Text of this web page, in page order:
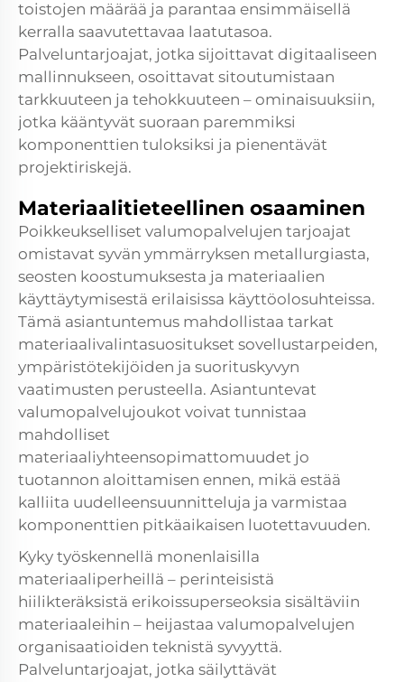
toistojen määrää ja parantaa ensimmäisellä
kerralla saavutettavaa laatutasoa.
Palveluntarjoajat, jotka sijoittavat digitaaliseen
mallinnukseen, osoittavat sitoutumistaan
tarkkuuteen ja tehokkuuteen – ominaisuuksiin,
jotka kääntyvät suoraan paremmiksi
komponenttien tuloksiksi ja pienentävät
projektiriskejä.
Materiaalitieteellinen osaaminen
Poikkeukselliset valumopalvelujen tarjoajat
omistavat syvän ymmärryksen metallurgiasta,
seosten koostumuksesta ja materiaalien
käyttäytymisestä erilaisissa käyttöolosuhteissa.
Tämä asiantuntemus mahdollistaa tarkat
materiaalivalintasuositukset sovellustarpeiden,
ympäristötekijöiden ja suorituskyvyn
vaatimusten perusteella. Asiantuntevat
valumopalvelujoukot voivat tunnistaa
mahdolliset
materiaaliyhteensopimattomuudet jo
tuotannon aloittamisen ennen, mikä estää
kalliita uudelleensuunnitteluja ja varmistaa
komponenttien pitkäaikaisen luotettavuuden.
Kyky työskennellä monenlaisilla
materiaaliperheillä – perinteisistä
hiilikteräksistä erikoissuperseoksia sisältäviin
materiaaleihin – heijastaa valumopalvelujen
organisaatioiden teknistä syvyyttä.
Palveluntarjoajat, jotka säilyttävät